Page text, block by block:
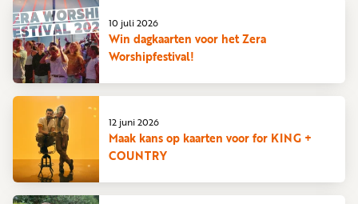
Win dagkaarten voor het Zera
Worshipfestival!
10 juli 2026
Maak kans op kaarten voor for KING +
COUNTRY
12 juni 2026